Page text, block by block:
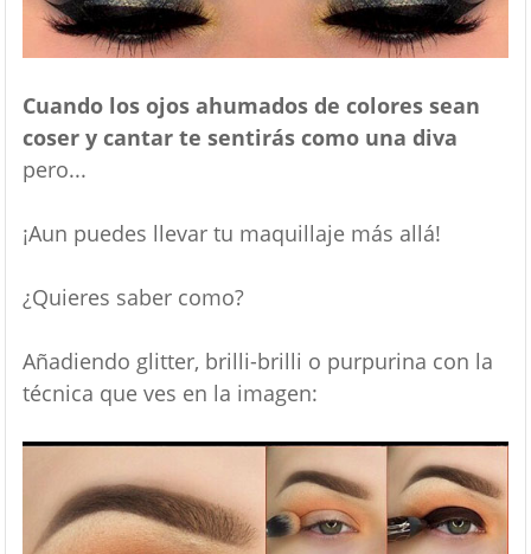
Cuando los ojos ahumados de colores sean
coser y cantar te sentirás como una diva
pero...
¡Aun puedes llevar tu maquillaje más allá!
¿Quieres saber como?
Añadiendo glitter, brilli-brilli o purpurina con la
técnica que ves en la imagen: